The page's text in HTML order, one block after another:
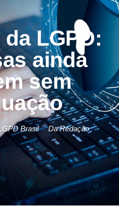
LGPD:
ainda
sem
Brasil Da Redação